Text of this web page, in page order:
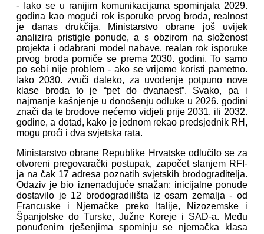
- Iako se u ranijim komunikacijama spominjala 2029.
godina kao mogući rok isporuke prvog broda, realnost
je danas drukčija. Ministarstvo obrane još uvijek
analizira pristigle ponude, a s obzirom na složenost
projekta i odabrani model nabave, realan rok isporuke
prvog broda pomiče se prema 2030. godini. To samo
po sebi nije problem - ako se vrijeme koristi pametno.
Iako 2030. zvuči daleko, za uvođenje potpuno nove
klase broda to je “pet do dvanaest”. Svako, pa i
najmanje kašnjenje u donošenju odluke u 2026. godini
znači da te brodove nećemo vidjeti prije 2031. ili 2032.
godine, a dotad, kako je jednom rekao predsjednik RH,
mogu proći i dva svjetska rata.
Ministarstvo obrane Republike Hrvatske odlučilo se za
otvoreni pregovarački postupak, započet slanjem RFI-
ja na čak 17 adresa poznatih svjetskih brodograditelja.
Odaziv je bio iznenađujuće snažan: inicijalne ponude
dostavilo je 12 brodogradilišta iz osam zemalja - od
Francuske i Njemačke preko Italije, Nizozemske i
Španjolske do Turske, Južne Koreje i SAD-a. Među
ponuđenim rješenjima spominju se njemačka klasa